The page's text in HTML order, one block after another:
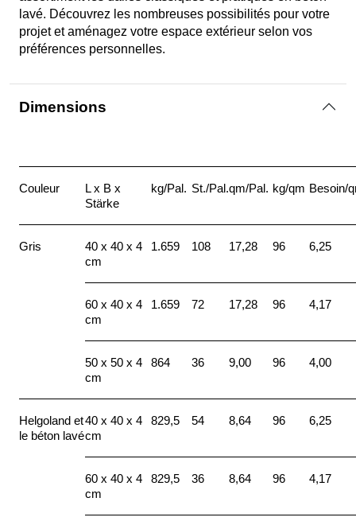
lavé. Découvrez les nombreuses possibilités pour votre
projet et aménagez votre espace extérieur selon vos
préférences personnelles.
Dimensions
Couleur
L x B x
Stärke
kg/Pal. St./Pal.qm/Pal. kg/qm Besoin/
Gris
40 x 40 x 4
cm
1.659 108 17,28 96 6,25
60 x 40 x 4
cm
1.659 72 17,28 96 4,17
50 x 50 x 4
cm
864 36 9,00 96 4,00
Helgoland et
le béton lavé
40 x 40 x 4
cm
829,5 54 8,64 96 6,25
60 x 40 x 4
cm
829,5 36 8,64 96 4,17